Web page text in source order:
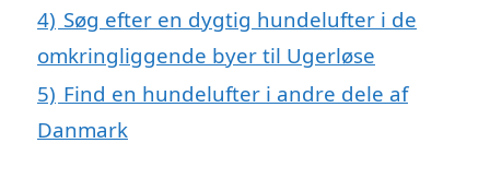
4) Søg efter en dygtig hundelufter i de
omkringliggende byer til Ugerløse
5) Find en hundelufter i andre dele af
Danmark